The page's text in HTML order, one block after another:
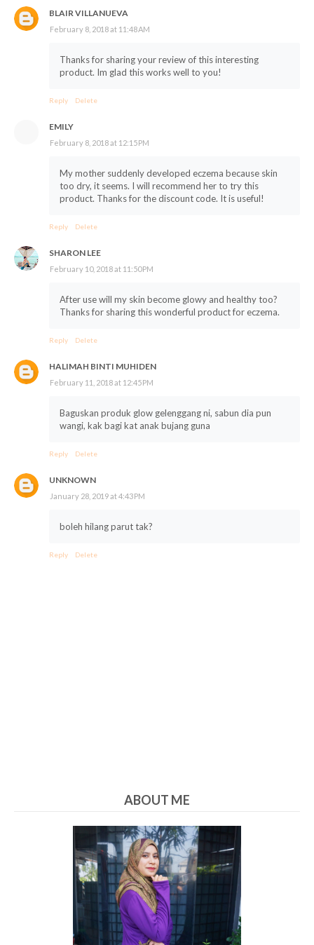
BLAIR VILLANUEVA
February 8, 2018 at 11:48 AM
Thanks for sharing your review of this interesting
product. Im glad this works well to you!
Reply Delete
EMILY
February 8, 2018 at 12:15 PM
My mother suddenly developed eczema because skin
too dry, it seems. I will recommend her to try this
product. Thanks for the discount code. It is useful!
Reply Delete
SHARON LEE
February 10, 2018 at 11:50 PM
After use will my skin become glowy and healthy too?
Thanks for sharing this wonderful product for eczema.
Reply Delete
HALIMAH BINTI MUHIDEN
February 11, 2018 at 12:45 PM
Baguskan produk glow gelenggang ni, sabun dia pun
wangi, kak bagi kat anak bujang guna
Reply Delete
UNKNOWN
January 28, 2019 at 4:43 PM
boleh hilang parut tak?
Reply Delete
ABOUT ME